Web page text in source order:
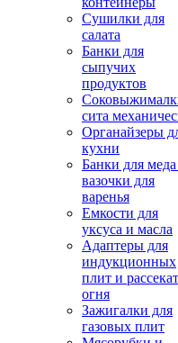
Сушилки для
салата
Банки для
сыпучих
продуктов
сита
Органайзеры
кухни
Банки для
вазочки для
варенья
Емкости для
уксуса и масла
Адаптеры для
индукционных
плит и
огня
Зажигалки для
газовых плит